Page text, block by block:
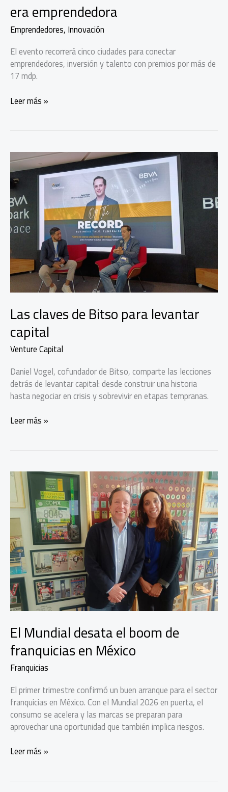
era emprendedora
Emprendedores, Innovación
El evento recorrerá cinco ciudades para conectar
emprendedores, inversión y talento con premios por más de
17 mdp.
InnovaFest
nueva
era
emprendedora
Leer más »
Las claves de Bitso para levantar
capital
Venture Capital
Daniel Vogel, cofundador de Bitso, comparte las lecciones
detrás de levantar capital: desde construir una historia
hasta negociar en crisis y sobrevivir en etapas tempranas.
Las
para
levantar
capital
Leer más »
El Mundial desata el boom de
franquicias en México
Franquicias
El primer trimestre confirmó un buen arranque para el sector
franquicias en México. Con el Mundial 2026 en puerta, el
consumo se acelera y las marcas se preparan para
aprovechar una oportunidad que también implica riesgos.
El
Leer más »